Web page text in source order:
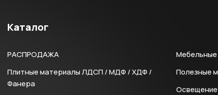
Каталог
РАСПРОДАЖА
Плитные материалы ЛДСП / МДФ / ХДФ /
Фанера
Мебельные
Полезные
Освещение